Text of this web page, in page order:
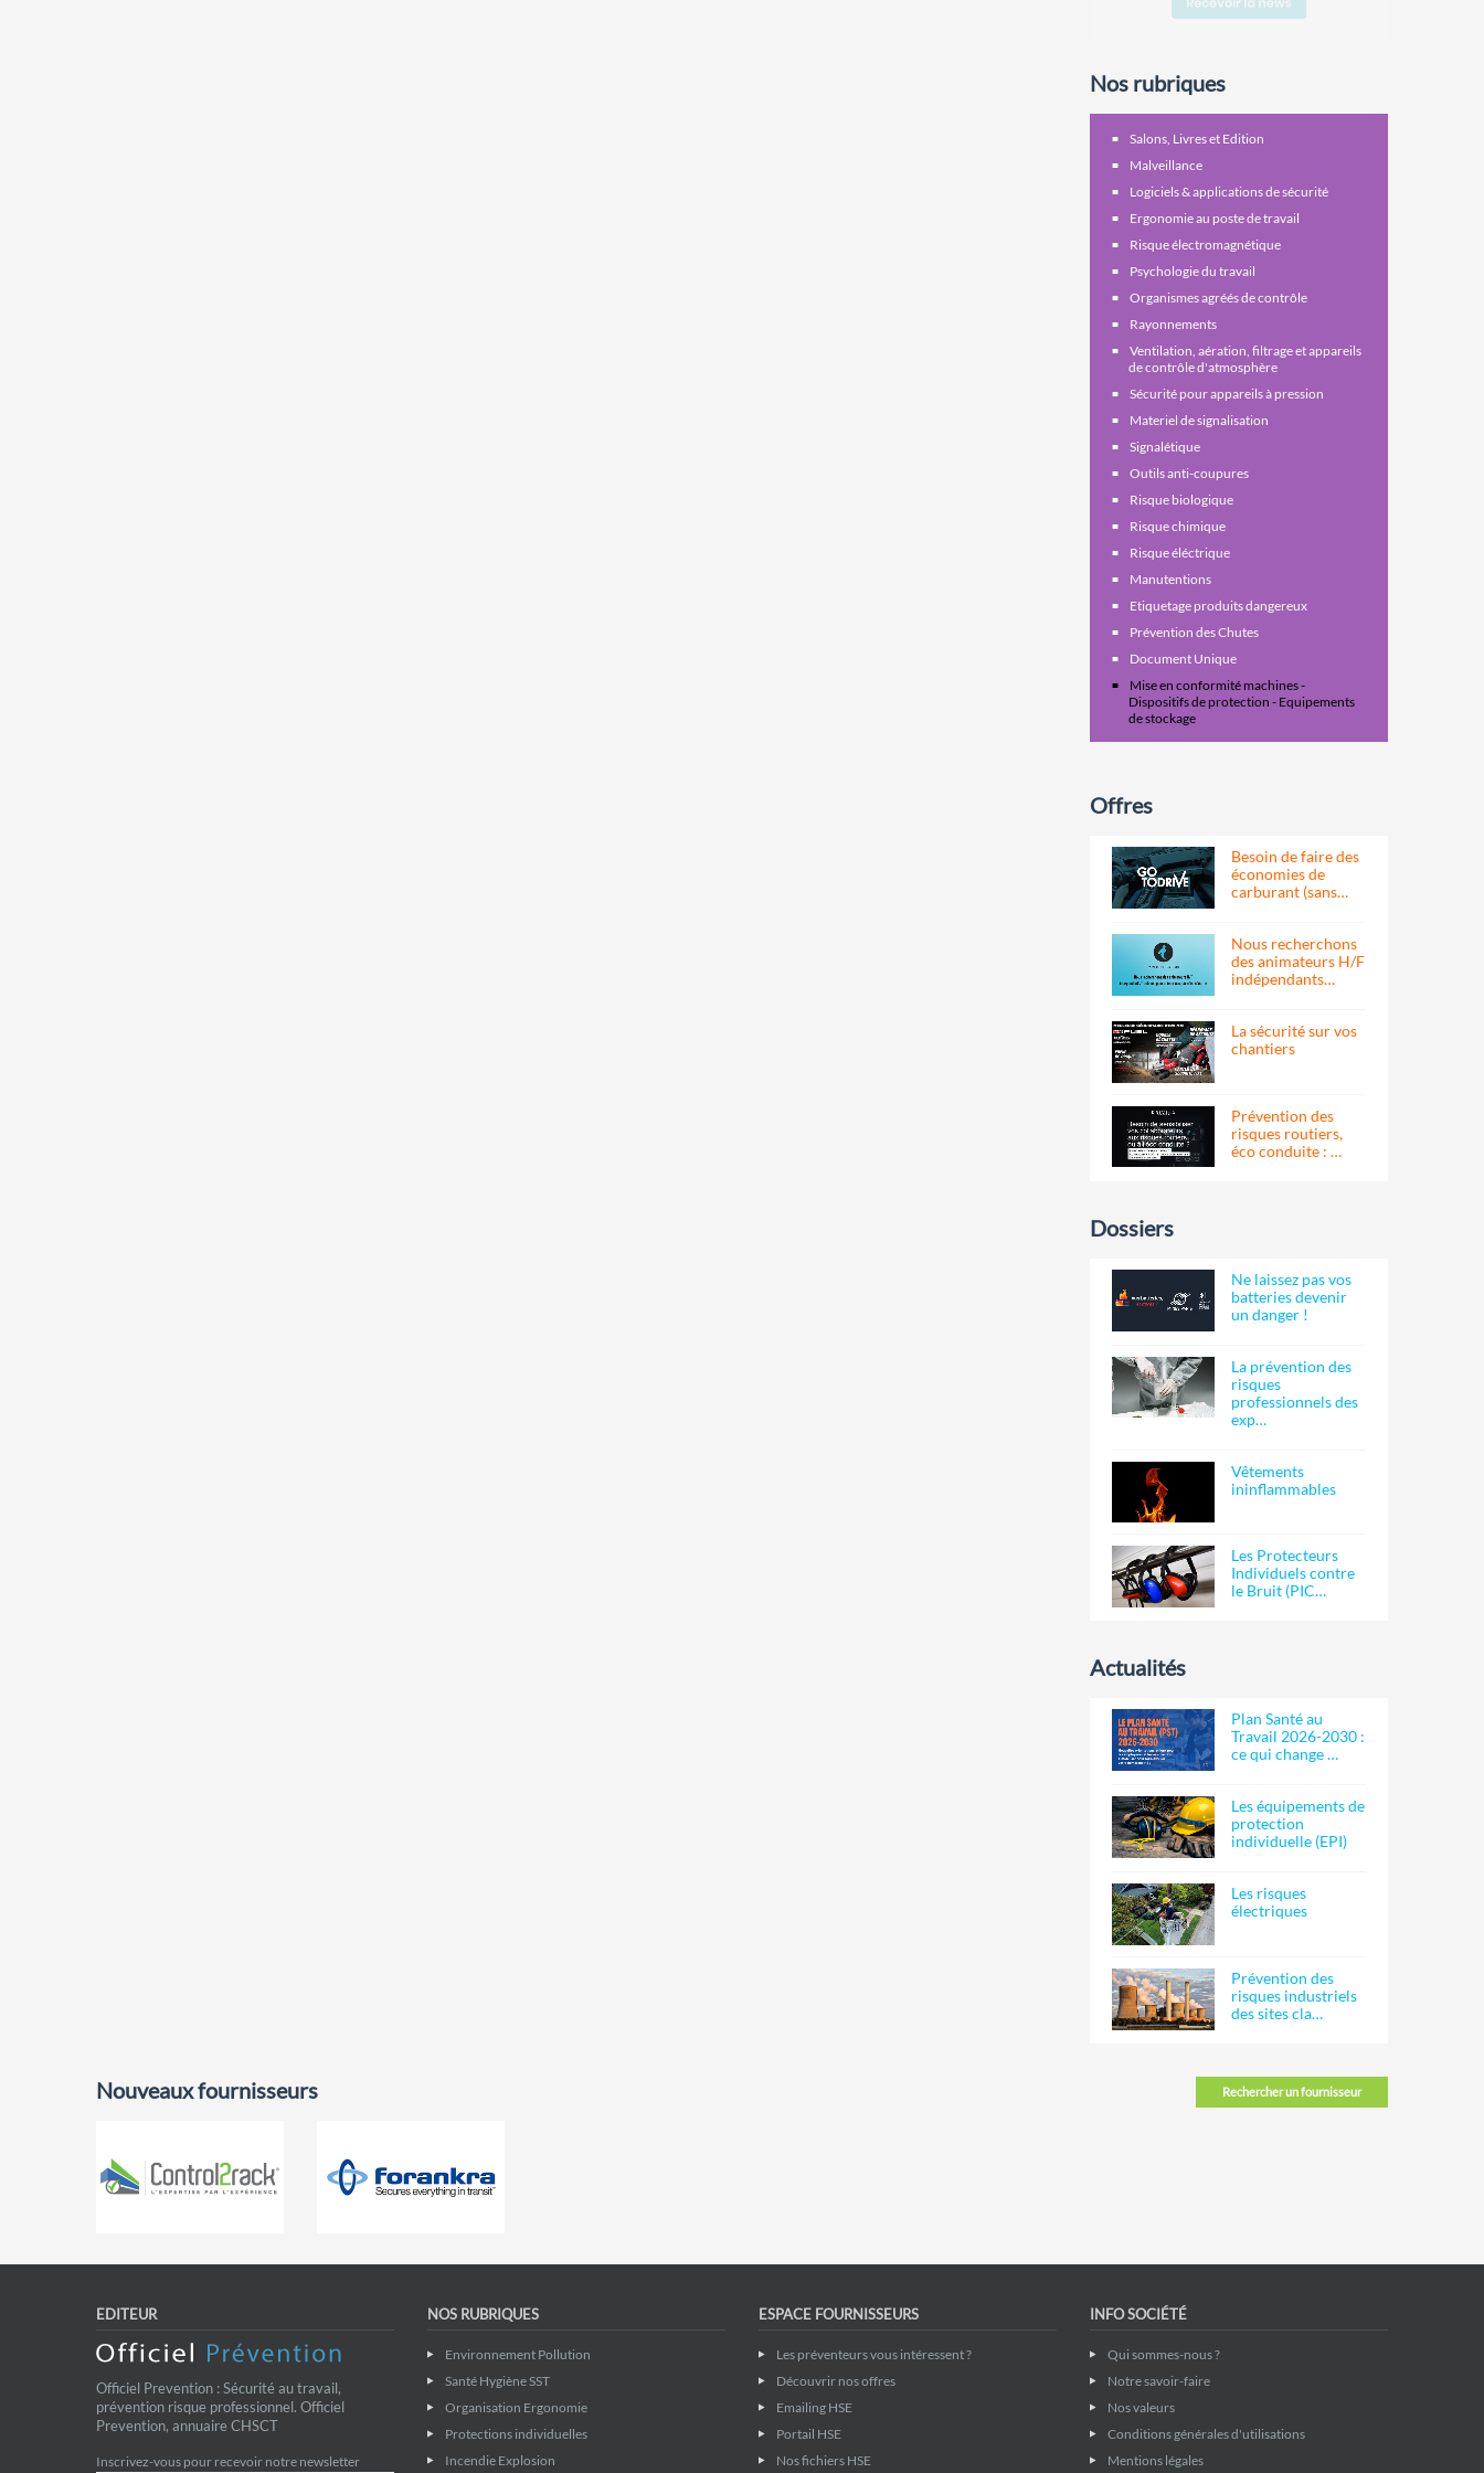
Nos rubriques
Salons, Livres et Edition
Malveillance
Logiciels & applications de sécurité
Ergonomie au poste de travail
Risque électromagnétique
Psychologie du travail
Organismes agréés de contrôle
Rayonnements
Ventilation, aération, filtrage et appareils
de contrôle d'atmosphère
Sécurité pour appareils à pression
Materiel de signalisation
Signalétique
Outils anti-coupures
Risque biologique
Risque chimique
Risque éléctrique
Manutentions
Etiquetage produits dangereux
Prévention des Chutes
Document Unique
Mise en conformité machines -
Dispositifs de protection - Equipements
de stockage
Offres
Besoin de faire des
économies de
carburant (sans…
Nous recherchons
des animateurs H/F
indépendants…
La sécurité sur vos
chantiers
Prévention des
risques routiers,
éco conduite : …
Dossiers
Ne laissez pas vos
batteries devenir
un danger !
La prévention des
risques
professionnels des
exp…
Vêtements
ininflammables
Les Protecteurs
Individuels contre
le Bruit (PIC…
Actualités
Plan Santé au
Travail 2026-2030 :
ce qui change …
Les équipements de
protection
individuelle (EPI)
Les risques
électriques
Prévention des
risques industriels
des sites cla…
Rechercher un fournisseur
Nouveaux fournisseurs
EDITEUR
Officiel Prevention : Sécurité au travail,
prévention risque professionnel. Officiel
Prevention, annuaire CHSCT
Inscrivez-vous pour recevoir notre newsletter
NOS RUBRIQUES
Environnement Pollution
Santé Hygiène SST
Organisation Ergonomie
Protections individuelles
Incendie Explosion
ESPACE FOURNISSEURS
Les préventeurs vous intéressent ?
Découvrir nos offres
Emailing HSE
Portail HSE
Nos fichiers HSE
INFO SOCIÉTÉ
Qui sommes-nous ?
Notre savoir-faire
Nos valeurs
Conditions générales d'utilisations
Mentions légales